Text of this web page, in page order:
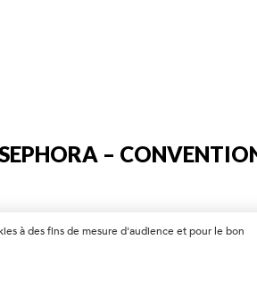
–
à des fins de mesure d'audience et pour le bon